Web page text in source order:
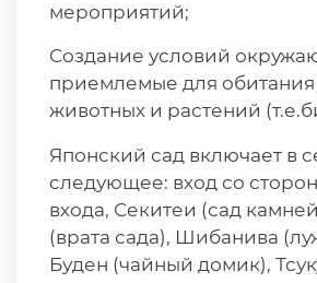
мероприятий;
Создание условий
приемлемые для
животных и растений
Японский сад включает в
следующее: вход со
входа, Секитеи (сад
(врата сада), Шибанива
Буден (чайный домик),